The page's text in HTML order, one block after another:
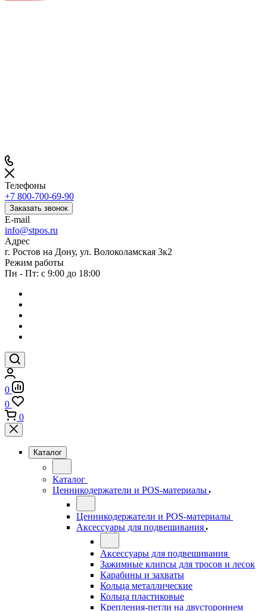
Телефоны
+7 800-700-69-90
Заказать звонок
E-mail
info@stpos.ru
Адрес
г. Ростов на Дону, ул. Волоколамская 3к2
Режим работы
Пн - Пт: с 9:00 до 18:00
0
0
0
Каталог
Каталог
Ценникодержатели и POS-материалы
Ценникодержатели и POS-материалы
Аксессуары для подвешивания
Аксессуары для подвешивания
Зажимные клипсы для тросов и лесок
Карабины и захваты
Кольца металлические
Кольца пластиковые
Крепления-петли на двустороннем